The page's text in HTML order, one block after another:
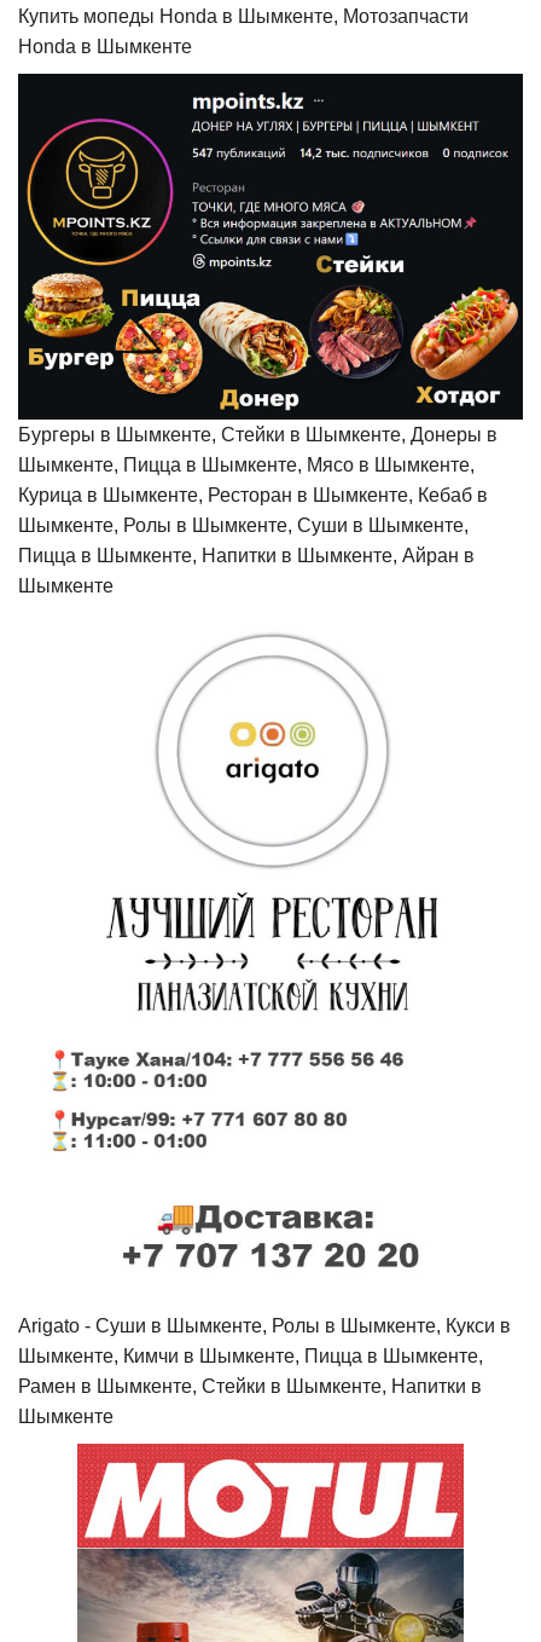
Купить мопеды Honda в Шымкенте, Мотозапчасти
Honda в Шымкенте
Бургеры в Шымкенте, Стейки в Шымкенте, Донеры в
Шымкенте, Пицца в Шымкенте, Мясо в Шымкенте,
Курица в Шымкенте, Ресторан в Шымкенте, Кебаб в
Шымкенте, Ролы в Шымкенте, Суши в Шымкенте,
Пицца в Шымкенте, Напитки в Шымкенте, Айран в
Шымкенте
Arigato - Cуши в Шымкенте, Ролы в Шымкенте, Кукси в
Шымкенте, Кимчи в Шымкенте, Пицца в Шымкенте,
Рамен в Шымкенте, Стейки в Шымкенте, Напитки в
Шымкенте